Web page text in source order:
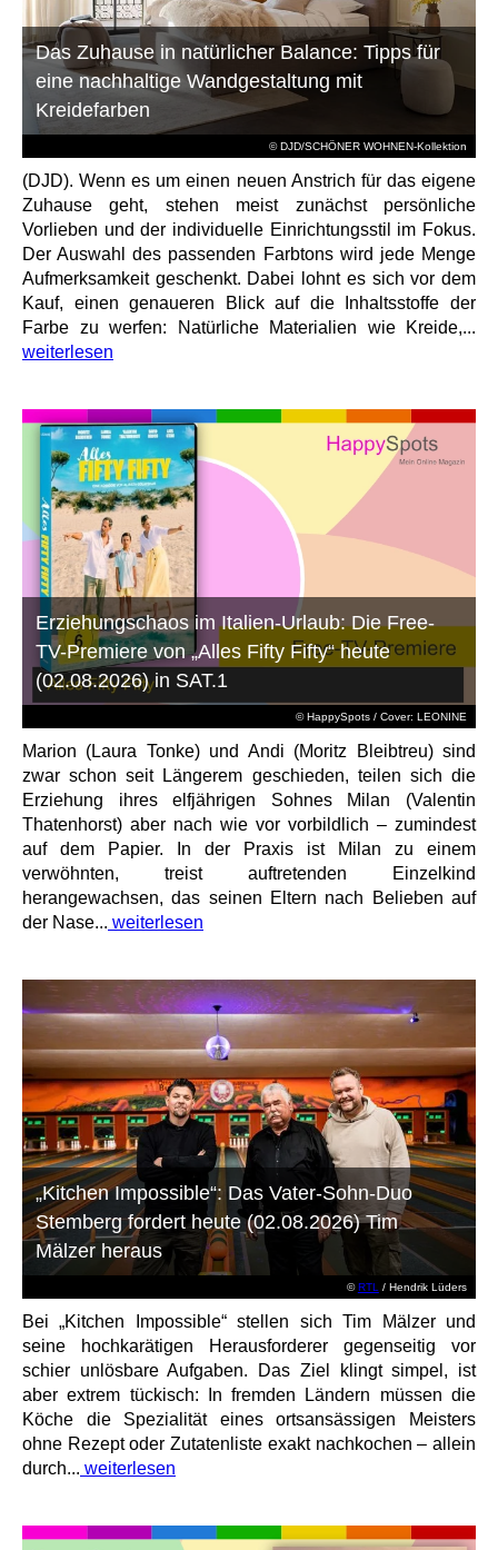
© DJD/SCHÖNER WOHNEN-Kollektion
Das Zuhause in natürlicher Balance: Tipps für
eine nachhaltige Wandgestaltung mit
Kreidefarben
(DJD). Wenn es um einen neuen Anstrich für das eigene
Zuhause geht, stehen meist zunächst persönliche
Vorlieben und der individuelle Einrichtungsstil im Fokus.
Der Auswahl des passenden Farbtons wird jede Menge
Aufmerksamkeit geschenkt. Dabei lohnt es sich vor dem
Kauf, einen genaueren Blick auf die Inhaltsstoffe der
Farbe zu werfen: Natürliche Materialien wie Kreide,...
weiterlesen
© HappySpots / Cover: LEONINE
Erziehungschaos im Italien-Urlaub: Die Free-
TV-Premiere von „Alles Fifty Fifty“ heute
(02.08.2026) in SAT.1
Marion (Laura Tonke) und Andi (Moritz Bleibtreu) sind
zwar schon seit Längerem geschieden, teilen sich die
Erziehung ihres elfjährigen Sohnes Milan (Valentin
Thatenhorst) aber nach wie vor vorbildlich – zumindest
auf dem Papier. In der Praxis ist Milan zu einem
verwöhnten, treist auftretenden Einzelkind
herangewachsen, das seinen Eltern nach Belieben auf
der Nase... weiterlesen
©RTL / Hendrik Lüders
„Kitchen Impossible“: Das Vater-Sohn-Duo
Stemberg fordert heute (02.08.2026) Tim
Mälzer heraus
Bei „Kitchen Impossible“ stellen sich Tim Mälzer und
seine hochkarätigen Herausforderer gegenseitig vor
schier unlösbare Aufgaben. Das Ziel klingt simpel, ist
aber extrem tückisch: In fremden Ländern müssen die
Köche die Spezialität eines ortsansässigen Meisters
ohne Rezept oder Zutatenliste exakt nachkochen – allein
durch... weiterlesen